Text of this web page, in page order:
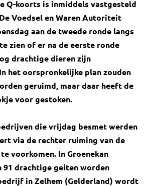
Q-koorts is inmiddels vastgesteld
Voedsel en Waren Autoriteit
aan de tweede ronde langs
zien of er na de eerste ronde
drachtige dieren zijn
het oorspronkelijke plan zouden
geruimd, maar daar heeft de
voor gestoken.
die vrijdag besmet werden
via de rechter ruiming van de
voorkomen. In Groenekan
91 drachtige geiten worden
in Zelhem (Gelderland) wordt